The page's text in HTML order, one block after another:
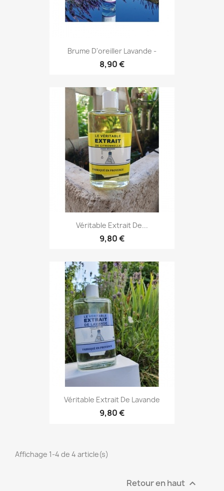
Brume D'oreiller Lavande -
8,90 €
Véritable Extrait De...
9,80 €
Véritable Extrait De Lavande
9,80 €
Affichage 1-4 de 4 article(s)
Retour en haut 